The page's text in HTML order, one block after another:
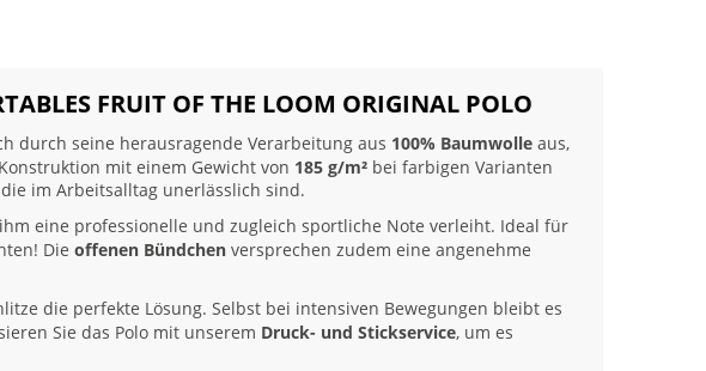
FRUIT OF THE LOOM ORIGINAL POLO
durch seine herausragende Verarbeitung aus 100% Baumwolle aus,
mit einem Gewicht von 185 g/m² bei farbigen Varianten
im Arbeitsalltag unerlässlich sind.
eine professionelle und zugleich sportliche Note verleiht. Ideal für
Die offenen Bündchen versprechen zudem eine angenehme
die perfekte Lösung. Selbst bei intensiven Bewegungen bleibt es
Sie das Polo mit unserem Druck- und Stickservice, um es